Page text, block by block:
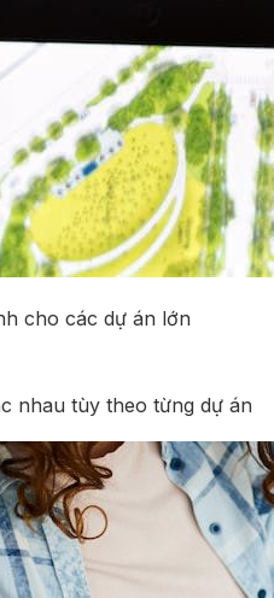
cho các dự án lớn
nhau tùy theo từng dự án